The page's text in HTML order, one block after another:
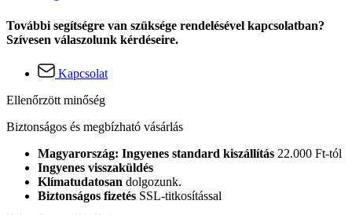
További segítségre van szüksége rendelésével kapcsolatban?
Szívesen válaszolunk kérdéseire.
Kapcsolat
Ellenőrzött minőség
Biztonságos és megbízható vásárlás
Magyarország: Ingyenes standard kiszállítás 22.000 Ft-tól
Ingyenes visszaküldés
Klímatudatosan dolgozunk.
Biztonságos fizetés SSL-titkosítással